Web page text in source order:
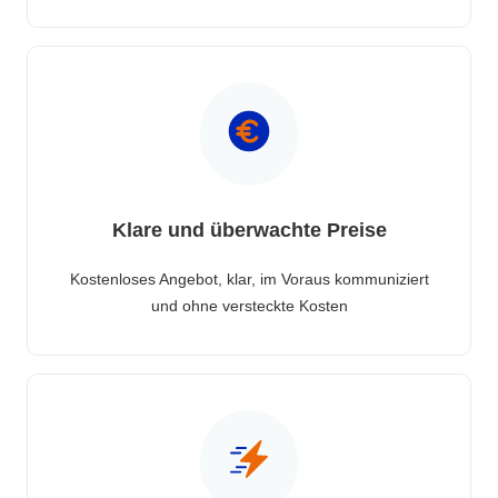
Klare und überwachte Preise
Kostenloses Angebot, klar, im Voraus kommuniziert
und ohne versteckte Kosten